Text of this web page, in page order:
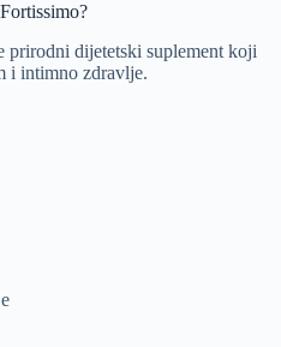
prirodni dijetetski suplement koji
i intimno zdravlje.